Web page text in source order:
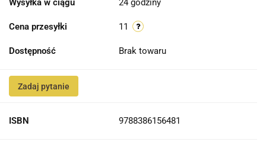
Wysyłka w ciągu 24 godziny
Cena przesyłki 11
Dostępność Brak towaru
Zadaj pytanie
ISBN 9788386156481